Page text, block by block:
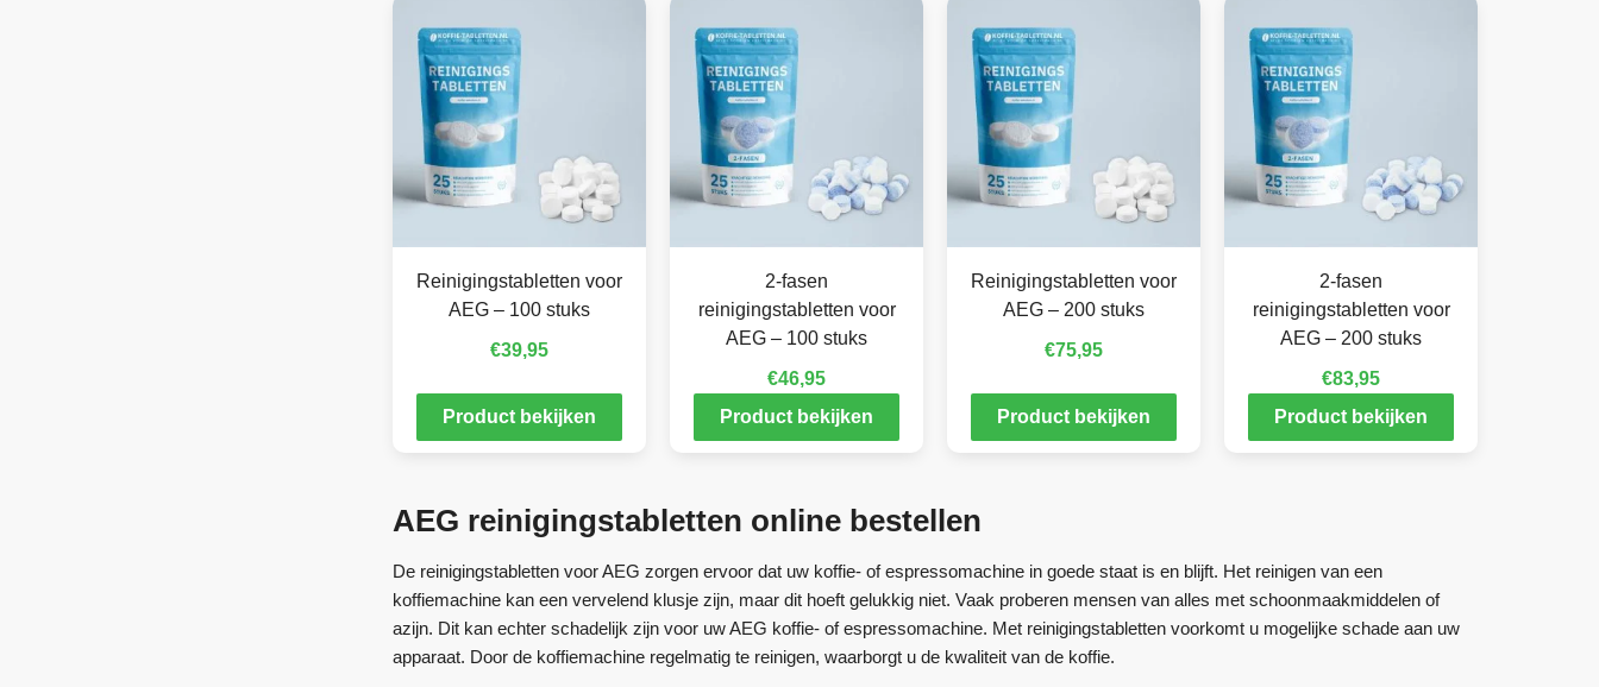
Reinigingstabletten voor
AEG – 100 stuks
€39,95
Product bekijken
2-fasen
reinigingstabletten voor
AEG – 100 stuks
€46,95
Product bekijken
Reinigingstabletten voor
AEG – 200 stuks
€75,95
Product bekijken
2-fasen
reinigingstabletten voor
AEG – 200 stuks
€83,95
Product bekijken
AEG reinigingstabletten online bestellen
De reinigingstabletten voor AEG zorgen ervoor dat uw koffie- of espressomachine in goede staat is en blijft. Het reinigen van een
koffiemachine kan een vervelend klusje zijn, maar dit hoeft gelukkig niet. Vaak proberen mensen van alles met schoonmaakmiddelen of
azijn. Dit kan echter schadelijk zijn voor uw AEG koffie- of espressomachine. Met reinigingstabletten voorkomt u mogelijke schade aan uw
apparaat. Door de koffiemachine regelmatig te reinigen, waarborgt u de kwaliteit van de koffie.